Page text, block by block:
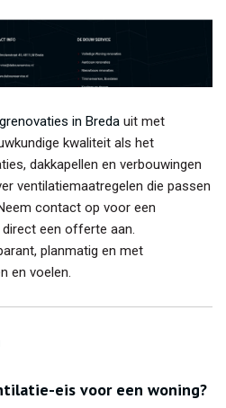
in Breda uit met
kwaliteit als het
dakkapellen en verbouwingen
ventilatiemaatregelen die passen
contact op voor een
een offerte aan.
planmatig en met
en voelen.
eis voor een woning?